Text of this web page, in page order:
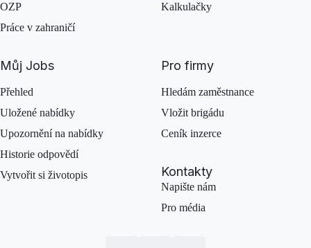
OZP
Práce v zahraničí
Kalkulačky
Můj Jobs
Přehled
Uložené nabídky
Upozornění na nabídky
Historie odpovědí
Vytvořit si životopis
Pro firmy
Hledám zaměstnance
Vložit brigádu
Ceník inzerce
Kontakty
Napište nám
Pro média